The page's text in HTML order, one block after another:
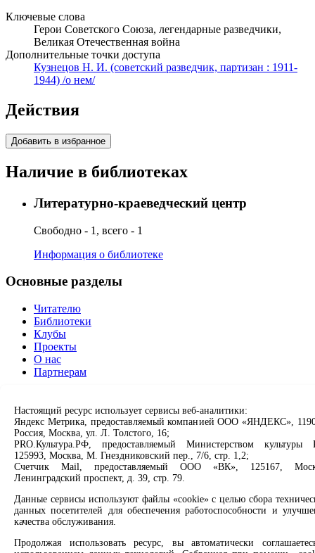
Ключевые слова
Герои Советского Союза, легендарные разведчики,
Великая Отечественная война
Дополнительные точки доступа
Кузнецов Н. И. (советский разведчик, партизан : 1911-
1944) /о нем/
Действия
Добавить в избранное
Наличие в библиотеках
Литературно-краеведческий центр
Свободно - 1, всего - 1
Информация о библиотеке
Основные разделы
Читателю
Библиотеки
Клубы
Проекты
О нас
Партнерам
Продлить книгу
Спроси библиотекаря
Спроси краеведа
Оцените качество услуг
Направить обращение директору
Соцсети
Одноклассники
Настоящий ресурс использует сервисы веб-аналитики:
Яндекс Метрика, предоставляемый компанией ООО «ЯНДЕКС»,
Россия, Москва, ул. Л. Толстого, 16;
PRO.Культура.РФ, предоставляемый Министерством культуры
125993, Москва, М. Гнездниковский пер., 7/6, стр. 1,2;
Счетчик Mail, предоставляемый ООО «ВК», 125167,
Ленинградский проспект, д. 39, стр. 79.
Данные сервисы используют файлы «cookie» с целью сбора
данных посетителей для обеспечения работоспособности и
качества обслуживания.
Продолжая использовать ресурс, вы автоматически